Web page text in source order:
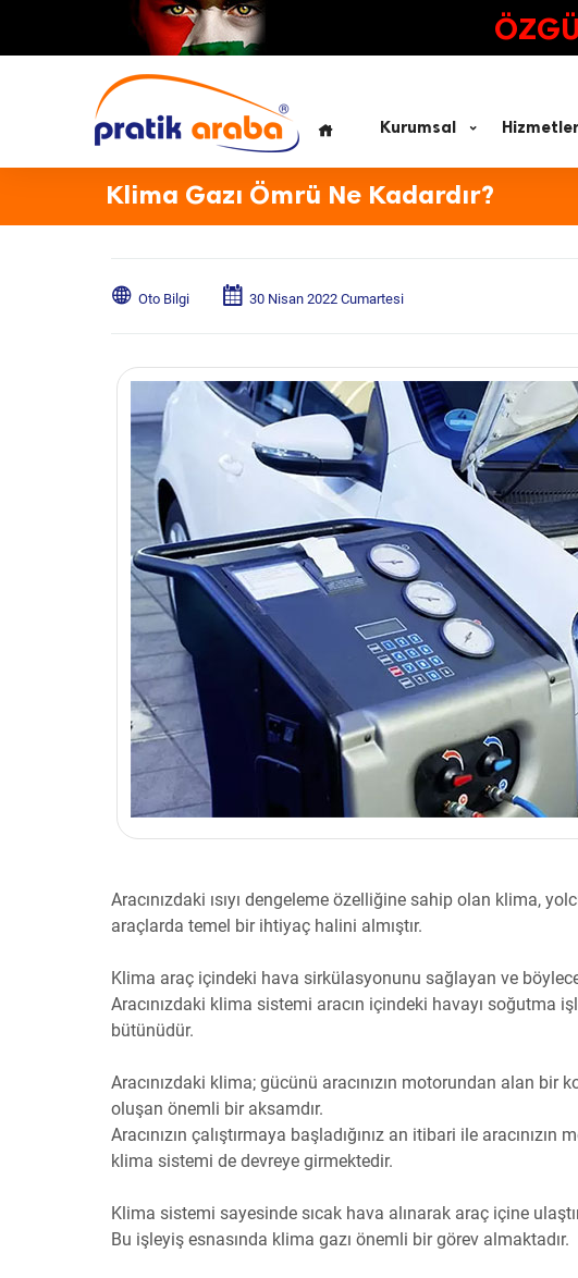
Kurumsal Hizmetler
Klima Gazı Ömrü Ne Kadardır?
Oto Bilgi 30 Nisan 2022 Cumartesi
Aracınızdaki ısıyı dengeleme özelliğine sahip olan klima,
araçlarda temel bir ihtiyaç halini almıştır.
Klima araç içindeki hava sirkülasyonunu sağlayan ve
Aracınızdaki klima sistemi aracın içindeki havayı soğutma
bütünüdür.
Aracınızdaki klima; gücünü aracınızın motorundan alan bir
oluşan önemli bir aksamdır.
Aracınızın çalıştırmaya başladığınız an itibari ile
klima sistemi de devreye girmektedir.
Klima sistemi sayesinde sıcak hava alınarak araç içine
Bu işleyiş esnasında klima gazı önemli bir görev almaktadır.